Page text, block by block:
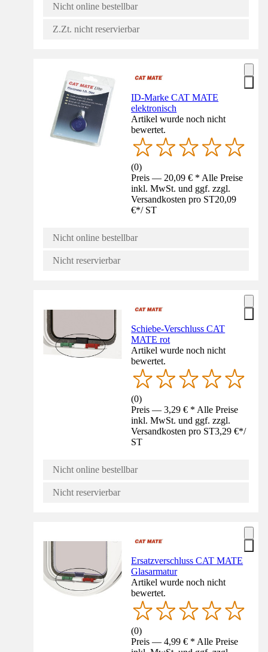
Nicht online bestellbar
Z.Zt. nicht reservierbar
ID-Marke CAT MATE
elektronisch
Artikel wurde noch nicht
bewertet.
(0)
Preis — 20,09 € * Alle Preise
inkl. MwSt. und ggf. zzgl.
Versandkosten pro ST20,09
€*/ ST
Nicht online bestellbar
Nicht reservierbar
Schiebe-Verschluss CAT
MATE rot
Artikel wurde noch nicht
bewertet.
(0)
Preis — 3,29 € * Alle Preise
inkl. MwSt. und ggf. zzgl.
Versandkosten pro ST3,29 €*/
ST
Nicht online bestellbar
Nicht reservierbar
Ersatzverschluss CAT MATE
Glasarmatur
Artikel wurde noch nicht
bewertet.
(0)
Preis — 4,99 € * Alle Preise